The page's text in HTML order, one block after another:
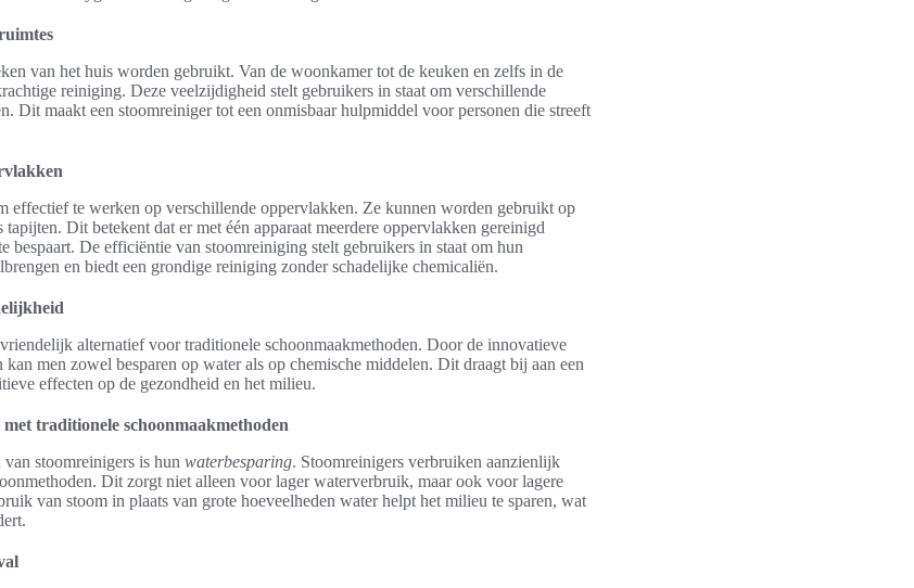
van het huis worden gebruikt. Van de woonkamer tot de keuken en zelfs in de
reiniging. Deze veelzijdigheid stelt gebruikers in staat om verschillende
Dit maakt een stoomreiniger tot een onmisbaar hulpmiddel voor personen die streeft
effectief te werken op verschillende oppervlakken. Ze kunnen worden gebruikt op
Dit betekent dat er met één apparaat meerdere oppervlakken gereinigd
bespaart. De efficiëntie van stoomreiniging stelt gebruikers in staat om hun
en biedt een grondige reiniging zonder schadelijke chemicaliën.
alternatief voor traditionele schoonmaakmethoden. Door de innovatieve
kan men zowel besparen op water als op chemische middelen. Dit draagt bij aan een
effecten op de gezondheid en het milieu.
traditionele schoonmaakmethoden
stoomreinigers is hun waterbesparing. Stoomreinigers verbruiken aanzienlijk
Dit zorgt niet alleen voor lager waterverbruik, maar ook voor lagere
van stoom in plaats van grote hoeveelheden water helpt het milieu te sparen, wat